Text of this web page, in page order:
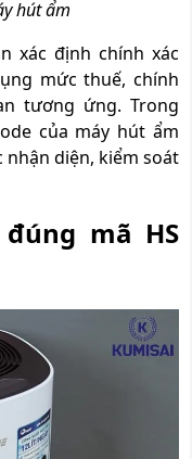
hút ẩm
xác định chính xác
mức thuế, chính
tương ứng. Trong
của máy hút ẩm
diện, kiểm soát
mã HS